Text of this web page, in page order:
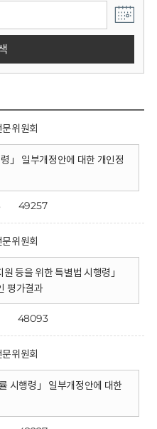
위원회
」 일부개정안에 대한 개인정
49257
위원회
등을 위한 특별법 시행령」
평가결과
48093
위원회
시행령」 일부개정안에 대한